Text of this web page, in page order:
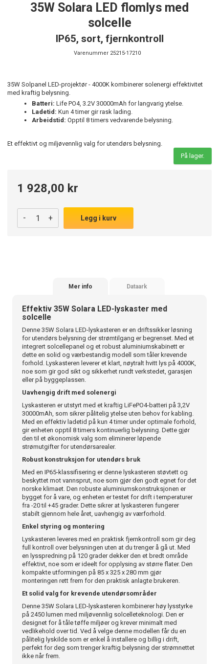
35W Solara LED flomlys med
solcelle
IP65, sort, fjernkontroll
Varenummer 25215-17210
35W Solpanel LED-projektør - 4000K kombinerer solenergi effektivitet
med kraftig belysning.
Batteri: Life PO4, 3.2V 30000mAh for langvarig ytelse.
Ladetid: Kun 4 timer gir rask lading.
Arbeidstid: Opptil 8 timers vedvarende belysning.
Et effektivt og miljøvennlig valg for utendørs belysning.
På lager.
1 928,00 kr
- + Legg i kurv
Mer info Dataark
Effektiv 35W Solara LED-lyskaster med
solcelle
Denne 35W Solara LED-lyskasteren er en driftssikker løsning
for utendørs belysning der strømtilgang er begrenset. Med et
integrert solcellepanel og et robust aluminiumskabinett er
dette en solid og værbestandig modell som tåler krevende
forhold. Lyskasteren leverer et klart, nøytralt hvitt lys på 4000K,
noe som gir god sikt og sikkerhet rundt verkstedet, garasjen
eller på byggeplassen.
Uavhengig drift med solenergi
Lyskasteren er utstyrt med et kraftig LiFePO4-batteri på 3,2V
30000mAh, som sikrer pålitelig ytelse uten behov for kabling.
Med en effektiv ladetid på kun 4 timer under optimale forhold,
gir enheten opptil 8 timers kontinuerlig belysning. Dette gjør
den til et økonomisk valg som eliminerer løpende
strømutgifter for utendørsarealer.
Robust konstruksjon for utendørs bruk
Med en IP65-klassifisering er denne lyskasteren støvtett og
beskyttet mot vannsprut, noe som gjør den godt egnet for det
norske klimaet. Den robuste aluminiumskonstruksjonen er
bygget for å vare, og enheten er testet for drift i temperaturer
fra -20 til +45 grader. Dette sikrer at lyskasteren fungerer
stabilt gjennom hele året, uavhengig av værforhold.
Enkel styring og montering
Lyskasteren leveres med en praktisk fjernkontroll som gir deg
full kontroll over belysningen uten at du trenger å gå ut. Med
en lysspredning på 120 grader dekker den et bredt område
effektivt, noe som er ideelt for opplysing av større flater. Den
kompakte utformingen på 85 x 325 x 280 mm gjør
monteringen rett frem for den praktisk anlagte brukeren.
Et solid valg for krevende utendørsområder
Denne 35W Solara LED-lyskasteren kombinerer høy lysstyrke
på 2450 lumen med miljøvennlig solcelleteknologi. Den er
designet for å tåle tøffe miljøer og krever minimalt med
vedlikehold over tid. Ved å velge denne modellen får du en
pålitelig lyskilde som er enkel å installere og billig i drift,
perfekt for deg som trenger kraftig belysning der strømnettet
ikke når frem.